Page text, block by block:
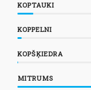
KOPTAUKI
KOPPELNI
KOPŠĶIEDRA
MITRUMS